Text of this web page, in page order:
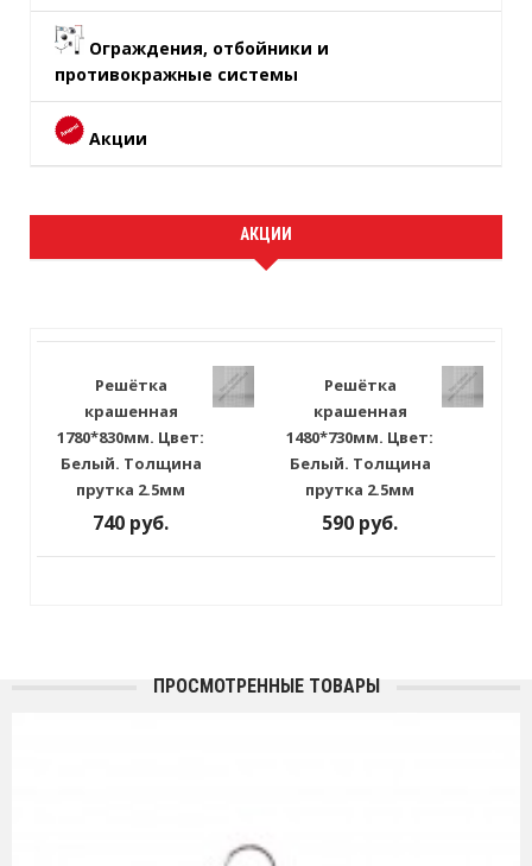
Ограждения, отбойники и
противокражные системы
Акции
АКЦИИ
Решётка
крашенная
1780*830мм. Цвет:
Белый. Толщина
прутка 2.5мм
740 руб.
Решётка
крашенная
1480*730мм. Цвет:
Белый. Толщина
прутка 2.5мм
590 руб.
ПРОСМОТРЕННЫЕ ТОВАРЫ